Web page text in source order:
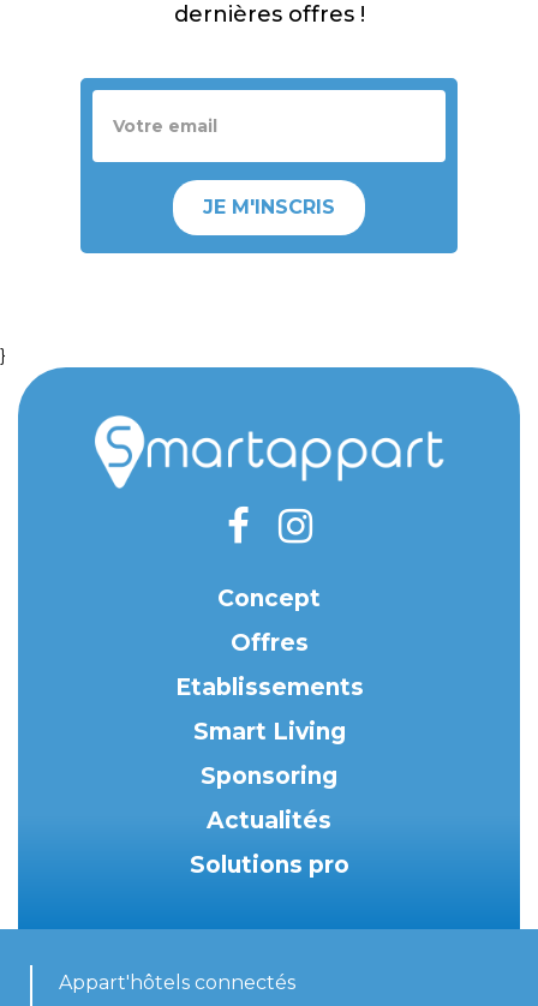
dernières offres !
JE M'INSCRIS
}
Concept
Offres
Etablissements
Smart Living
Sponsoring
Actualités
Solutions pro
Appart'hôtels connectés